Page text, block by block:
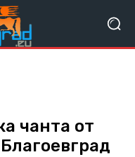
чанта от